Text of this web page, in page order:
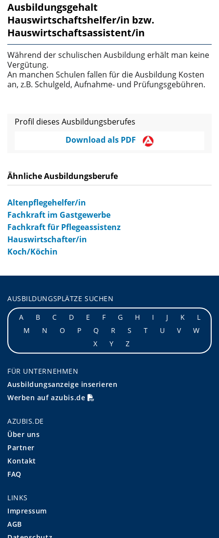
Ausbildungsgehalt
Hauswirtschaftshelfer/in bzw.
Hauswirtschaftsassistent/in
Während der schulischen Ausbildung erhält man keine
Vergütung.
An manchen Schulen fallen für die Ausbildung Kosten
an, z.B. Schulgeld, Aufnahme- und Prüfungsgebühren.
Profil dieses Ausbildungsberufes
Download als PDF
Ähnliche Ausbildungsberufe
Altenpflegehelfer/in
Fachkraft im Gastgewerbe
Fachkraft für Pflegeassistenz
Hauswirtschafter/in
Koch/Köchin
AUSBILDUNGSPLÄTZE SUCHEN
A
B C D E F G H I J K
L
M
N O P Q R S T U V
W
X
Y Z
FÜR UNTERNEHMEN
Ausbildungsanzeige inserieren
Werben auf azubis.de
AZUBIS.DE
Über uns
Partner
Kontakt
FAQ
LINKS
Impressum
AGB